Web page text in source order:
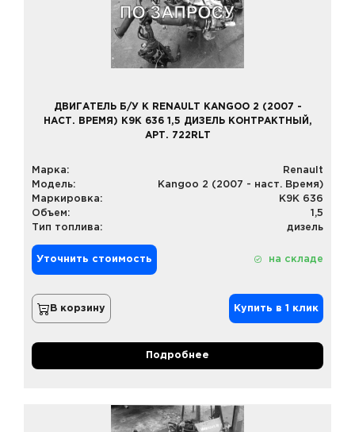
ДВИГАТЕЛЬ Б/У К RENAULT KANGOO 2 (2007 -
НАСТ. ВРЕМЯ) K9K 636 1,5 ДИЗЕЛЬ КОНТРАКТНЫЙ,
АРТ. 722RLT
Марка:
Renault
Модель:
Kangoo 2 (2007 - наст. Время)
Маркировка:
K9K 636
Объем:
1,5
Тип топлива:
дизель
Уточнить стоимость на складе
В корзину Купить в 1 клик
Подробнее